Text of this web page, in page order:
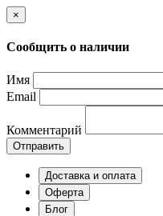
×
Сообщить о наличии
Имя
Email
Комментарий
Отправить
Доставка и оплата
Оферта
Блог